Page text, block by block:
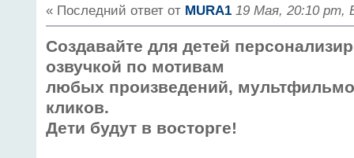
« Последний ответ от MURA1 19 Мая, 20:10 pm,
Создавайте для детей
озвучкой по мотивам
любых произведений,
кликов.
Дети будут в восторге!